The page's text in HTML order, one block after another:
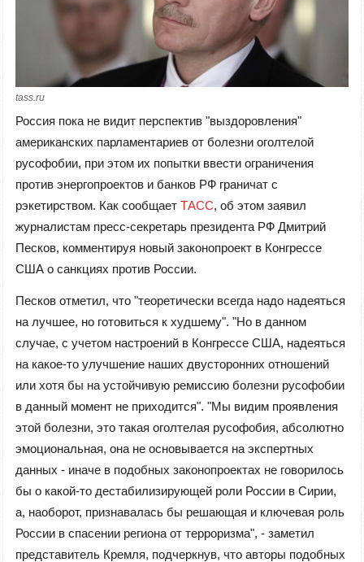
tass.ru
Россия пока не видит перспектив "выздоровления"
американских парламентариев от болезни оголтелой
русофобии, при этом их попытки ввести ограничения
против энергопроектов и банков РФ граничат с
рэкетирством. Как сообщает ТАСС, об этом заявил
журналистам пресс-секретарь президента РФ Дмитрий
Песков, комментируя новый законопроект в Конгрессе
США о санкциях против России.
Песков отметил, что "теоретически всегда надо надеяться
на лучшее, но готовиться к худшему". "Но в данном
случае, с учетом настроений в Конгрессе США, надеяться
на какое-то улучшение наших двусторонних отношений
или хотя бы на устойчивую ремиссию болезни русофобии
в данный момент не приходится". "Мы видим проявления
этой болезни, это такая оголтелая русофобия, абсолютно
эмоциональная, она не основывается на экспертных
данных - иначе в подобных законопроектах не говорилось
бы о какой-то дестабилизирующей роли России в Сирии,
а, наоборот, признавалась бы решающая и ключевая роль
России в спасении региона от терроризма", - заметил
представитель Кремля, подчеркнув, что авторы подобных